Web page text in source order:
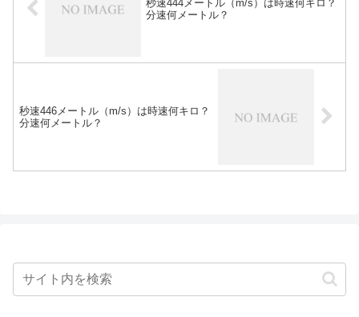
秒速444メートル（m/s）は時速何キロ？
分速何メートル？
秒速446メートル（m/s）は時速何キロ？
分速何メートル？